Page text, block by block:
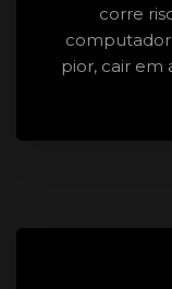
corre
pior, cair em